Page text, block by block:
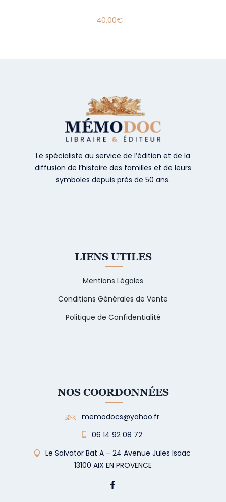
40,00€
Le spécialiste au service de l’édition et de la
diffusion de l’histoire des familles et de leurs
symboles depuis près de 50 ans.
LIENS UTILES
Mentions Légales
Conditions Générales de Vente
Politique de Confidentialité
NOS COORDONNÉES
memodocs@yahoo.fr
06 14 92 08 72
Le Salvator Bat A – 24 Avenue Jules Isaac
13100 AIX EN PROVENCE